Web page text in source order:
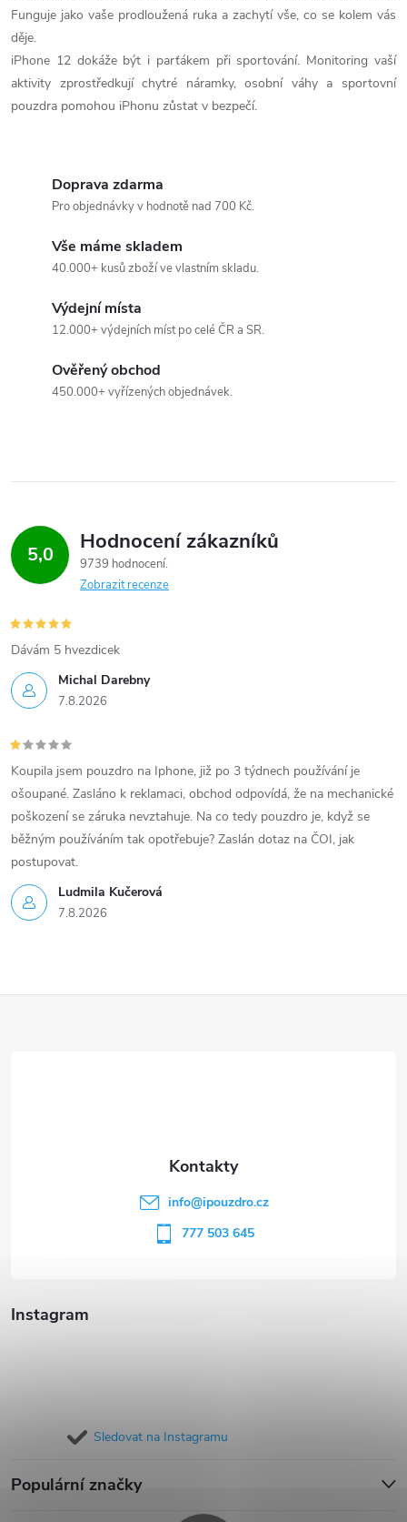
Funguje jako vaše prodloužená ruka a zachytí vše, co se kolem vás
děje.
iPhone 12 dokáže být i parťákem při sportování. Monitoring vaší
aktivity zprostředkují chytré náramky, osobní váhy a sportovní
pouzdra pomohou iPhonu zůstat v bezpečí.
Doprava zdarma
Pro objednávky v hodnotě nad 700 Kč.
Vše máme skladem
40.000+ kusů zboží ve vlastním skladu.
Výdejní místa
12.000+ výdejních míst po celé ČR a SR.
Ověřený obchod
450.000+ vyřízených objednávek.
5,0 Hodnocení zákazníků
9739 hodnocení
Zobrazit recenze
Michal Darebny
7.8.2026
Dávám 5 hvezdicek
Ludmila Kučerová
7.8.2026
Koupila jsem pouzdro na Iphone, již po 3 týdnech používání je
ošoupané. Zasláno k reklamaci, obchod odpovídá, že na mechanické
poškození se záruka nevztahuje. Na co tedy pouzdro je, když se
běžným používáním tak opotřebuje? Zaslán dotaz na ČOI, jak
postupovat.
Instagram
Sledovat na Instagramu
Populární značky
info@ipouzdro.cz
777 503 645